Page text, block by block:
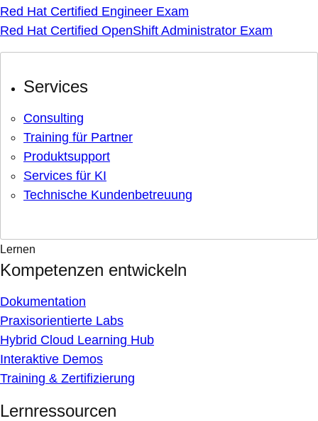
Red Hat Certified Engineer Exam
Red Hat Certified OpenShift Administrator Exam
Services
Consulting
Training für Partner
Produktsupport
Services für KI
Technische Kundenbetreuung
Lernen
Kompetenzen entwickeln
Dokumentation
Praxisorientierte Labs
Hybrid Cloud Learning Hub
Interaktive Demos
Training & Zertifizierung
Lernressourcen